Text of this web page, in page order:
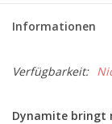
Informationen
Verfügbarkeit:
Dynamite bringt